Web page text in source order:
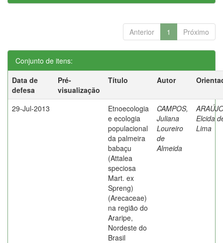
Anterior 1 Próximo
Conjunto de itens:
Data de
defesa
Pré-
visualização
Título Autor
29-Jul-2013
Etnoecologia
e ecologia
populacional
da palmeira
babaçu
(Attalea
speciosa
Mart. ex
Spreng)
(Arecaceae)
na região do
Araripe,
Nordeste do
Brasil
CAMPOS,
Juliana
Loureiro
de
Almeida
Elcida
Lima